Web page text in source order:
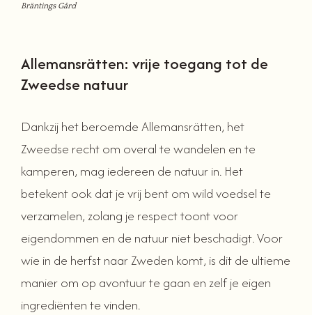
Bräntings Gård
Allemansrätten: vrije toegang tot de
Zweedse natuur
Dankzij het beroemde Allemansrätten, het
Zweedse recht om overal te wandelen en te
kamperen, mag iedereen de natuur in. Het
betekent ook dat je vrij bent om wild voedsel te
verzamelen, zolang je respect toont voor
eigendommen en de natuur niet beschadigt. Voor
wie in de herfst naar Zweden komt, is dit de ultieme
manier om op avontuur te gaan en zelf je eigen
ingrediënten te vinden.